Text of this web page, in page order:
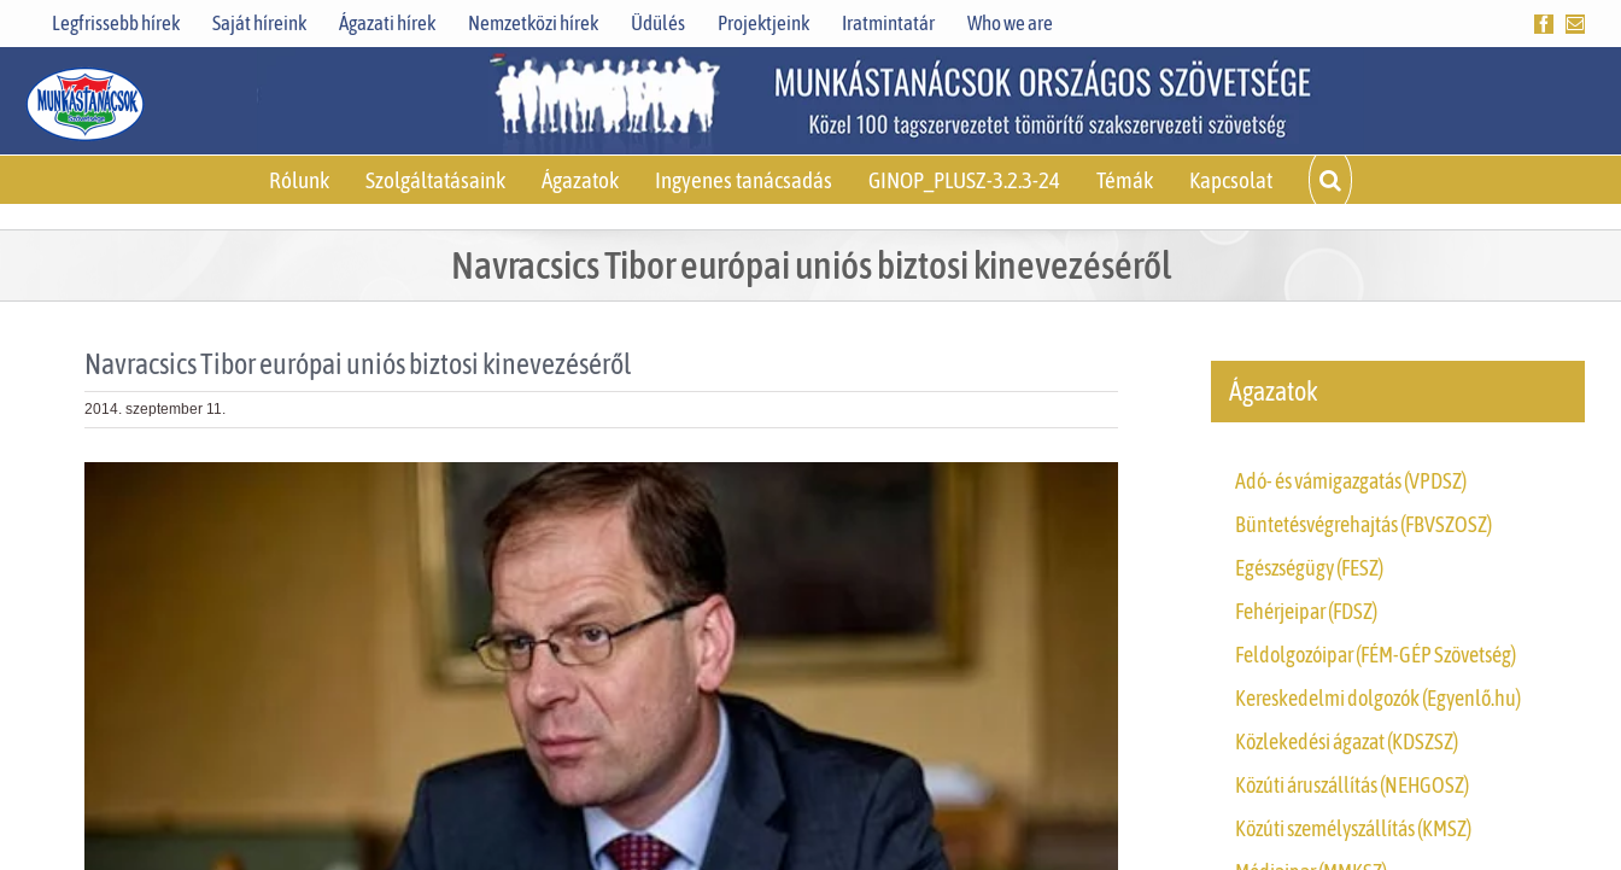
Legfrissebb hírek Saját híreink Ágazati hírek Nemzetközi hírek Üdülés Projektjeink Iratmintatár Who we are Facebook
Rólunk Szolgáltatásaink Ágazatok Ingyenes tanácsadás GINOP_PLUSZ-3.2.3-24 Témák Kapcsolat
Navracsics Tibor európai uniós biztosi kinevezéséről
Navracsics Tibor európai uniós biztosi kinevezéséről
2014. szeptember 11.
Ágazatok
Adó- és vámigazgatás (VPDSZ)
Büntetésvégrehajtás (FBVSZOSZ)
Egészségügy (FESZ)
Fehérjeipar (FDSZ)
Feldolgozóipar (FÉM-GÉP Szövetség)
Kereskedelmi dolgozók (Egyenlő.hu)
Közlekedési ágazat (KDSZSZ)
Közúti áruszállítás (NEHGOSZ)
Közúti személyszállítás (KMSZ)